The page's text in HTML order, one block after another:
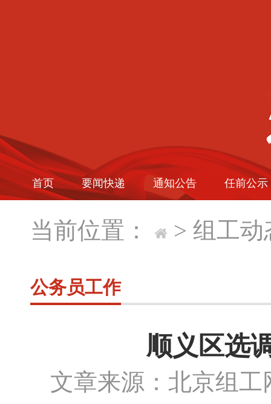
首页 要闻快递 通知公告 任前公示
当前位置： > 组工动
公务员工作
顺义区选
文章来源：北京